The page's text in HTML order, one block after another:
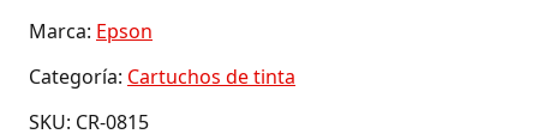
Marca: Epson
Categoría: Cartuchos de tinta
SKU: CR-0815